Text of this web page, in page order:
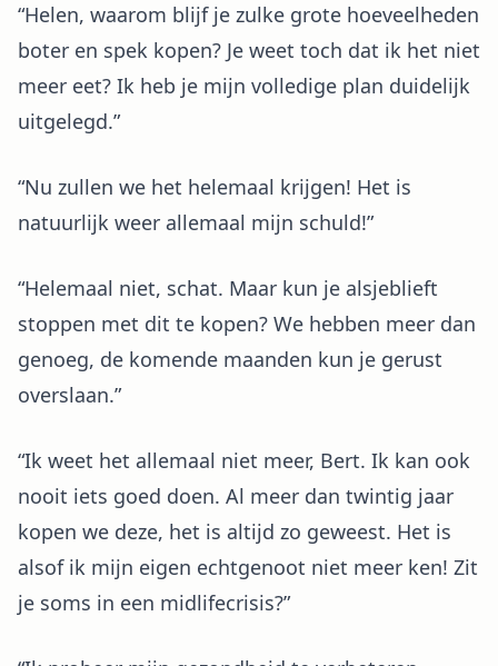
“Helen, waarom blijf je zulke grote hoeveelheden
boter en spek kopen? Je weet toch dat ik het niet
meer eet? Ik heb je mijn volledige plan duidelijk
uitgelegd.”
“Nu zullen we het helemaal krijgen! Het is
natuurlijk weer allemaal mijn schuld!”
“Helemaal niet, schat. Maar kun je alsjeblieft
stoppen met dit te kopen? We hebben meer dan
genoeg, de komende maanden kun je gerust
overslaan.”
“Ik weet het allemaal niet meer, Bert. Ik kan ook
nooit iets goed doen. Al meer dan twintig jaar
kopen we deze, het is altijd zo geweest. Het is
alsof ik mijn eigen echtgenoot niet meer ken! Zit
je soms in een midlifecrisis?”